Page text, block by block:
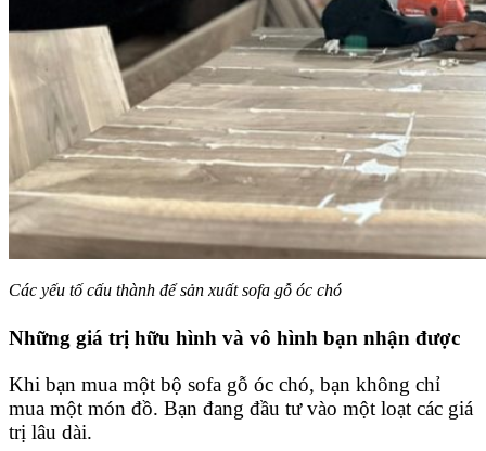
Các yếu tố cấu thành để sản xuất sofa gỗ óc chó
Những giá trị hữu hình và vô hình bạn nhận được
Khi bạn mua một bộ sofa gỗ óc chó, bạn không chỉ
mua một món đồ. Bạn đang đầu tư vào một loạt các giá
trị lâu dài.